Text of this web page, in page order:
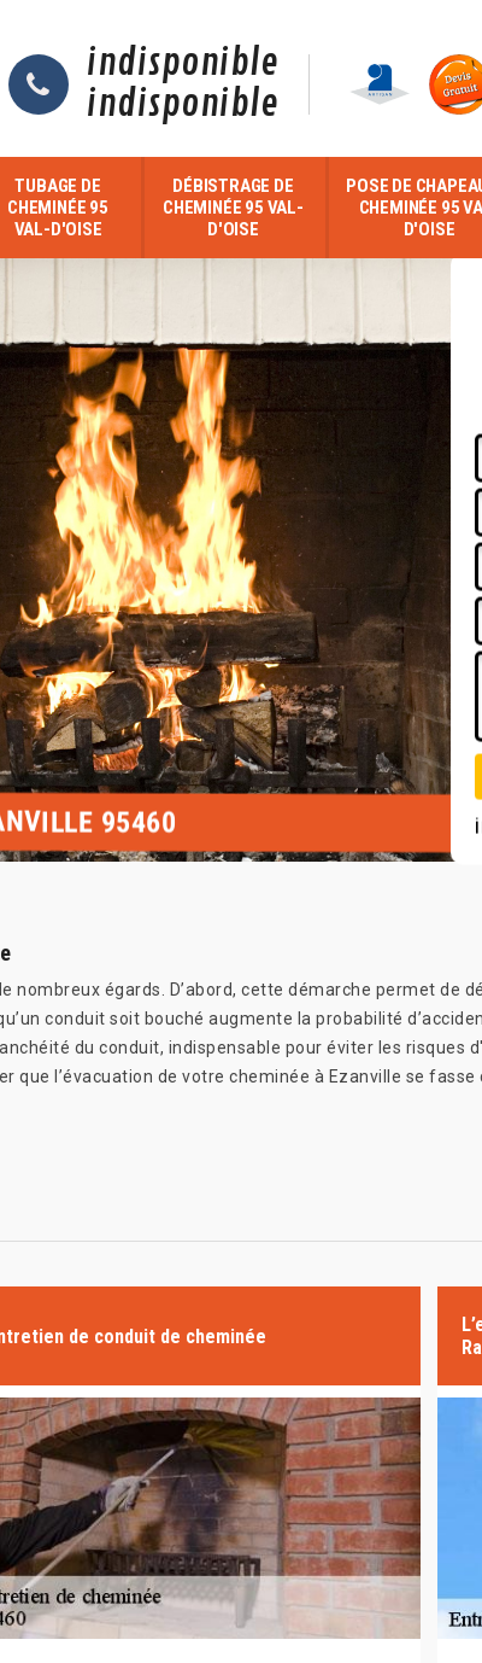
indisponible
indisponible
TUBAGE DE
CHEMINÉE 95
VAL-D'OISE
DÉBISTRAGE DE
CHEMINÉE 95 VAL-
D'OISE
POSE DE
CHEMINÉE 95
D'OISE
95460
nombreux égards. D’abord, cette démarche permet de
conduit soit bouché augmente la probabilité
du conduit, indispensable pour éviter les risques
que l’évacuation de votre cheminée à Ezanville se
de conduit de cheminée